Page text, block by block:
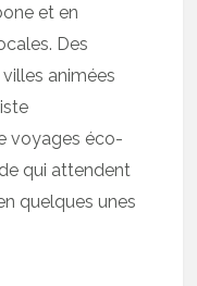
et en
Des
animées
voyages éco-
qui attendent
quelques unes